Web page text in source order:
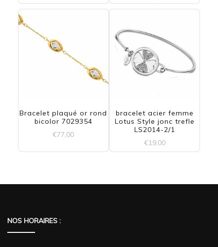
Bracelet plaqué or rond
bicolor 7029354
€77,00
bracelet acier femme
Lotus Style jonc trefle
LS2014-2/1
€19,00
NOS HORAIRES :